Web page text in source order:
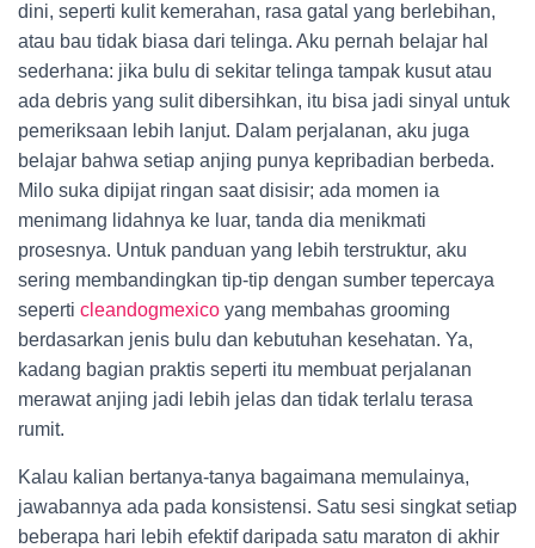
dini, seperti kulit kemerahan, rasa gatal yang berlebihan,
atau bau tidak biasa dari telinga. Aku pernah belajar hal
sederhana: jika bulu di sekitar telinga tampak kusut atau
ada debris yang sulit dibersihkan, itu bisa jadi sinyal untuk
pemeriksaan lebih lanjut. Dalam perjalanan, aku juga
belajar bahwa setiap anjing punya kepribadian berbeda.
Milo suka dipijat ringan saat disisir; ada momen ia
menimang lidahnya ke luar, tanda dia menikmati
prosesnya. Untuk panduan yang lebih terstruktur, aku
sering membandingkan tip-tip dengan sumber tepercaya
seperti cleandogmexico yang membahas grooming
berdasarkan jenis bulu dan kebutuhan kesehatan. Ya,
kadang bagian praktis seperti itu membuat perjalanan
merawat anjing jadi lebih jelas dan tidak terlalu terasa
rumit.
Kalau kalian bertanya-tanya bagaimana memulainya,
jawabannya ada pada konsistensi. Satu sesi singkat setiap
beberapa hari lebih efektif daripada satu maraton di akhir